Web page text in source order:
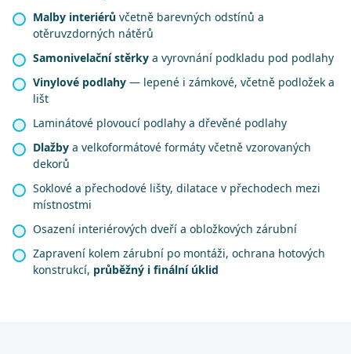
Malby interiérů včetně barevných odstínů a
otěruvzdorných nátěrů
Samonivelační stěrky a vyrovnání podkladu pod podlahy
Vinylové podlahy — lepené i zámkové, včetně podložek a
lišt
Laminátové plovoucí podlahy a dřevěné podlahy
Dlažby a velkoformátové formáty včetně vzorovaných
dekorů
Soklové a přechodové lišty, dilatace v přechodech mezi
místnostmi
Osazení interiérových dveří a obložkových zárubní
Zapravení kolem zárubní po montáži, ochrana hotových
konstrukcí, průběžný i finální úklid